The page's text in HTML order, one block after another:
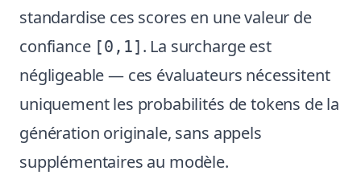
standardise ces scores en une valeur de
confiance [0,1] . La surcharge est
négligeable — ces évaluateurs nécessitent
uniquement les probabilités de tokens de la
génération originale, sans appels
supplémentaires au modèle.